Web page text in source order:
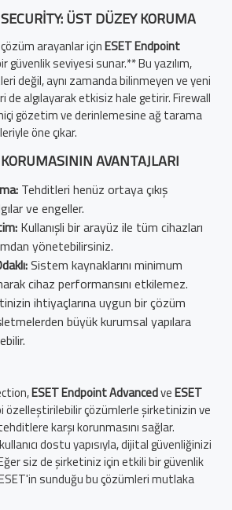
ÜST DÜZEY KORUMA
arayanlar içinESET Endpoint
güvenlik seviyesi sunar.** Bu yazılım,
değil, aynı zamanda bilinmeyen ve yeni
de algılayarak etkisiz hale getirir. Firewall
gözetim ve derinlemesine ağ tarama
öne çıkar.
AVANTAJLARI
Tehditleri henüz ortaya çıkış
ve engeller.
Kullanışli bir arayüz ile tüm cihazları
yönetebilirsiniz.
Sistem kaynaklarını minimum
cihaz performansını etkilemez.
ihtiyaçlarına uygun bir çözüm
büyük kurumsal yapılara
ESET Endpoint AdvancedveESET
özelleştirilebilir çözümlerle şirketinizin ve
karşı korunmasını sağlar.
dostu yapısıyla, dijital güvenliğinizi
siz de şirketiniz için etkili bir güvenlik
sunduğu bu çözümleri mutlaka